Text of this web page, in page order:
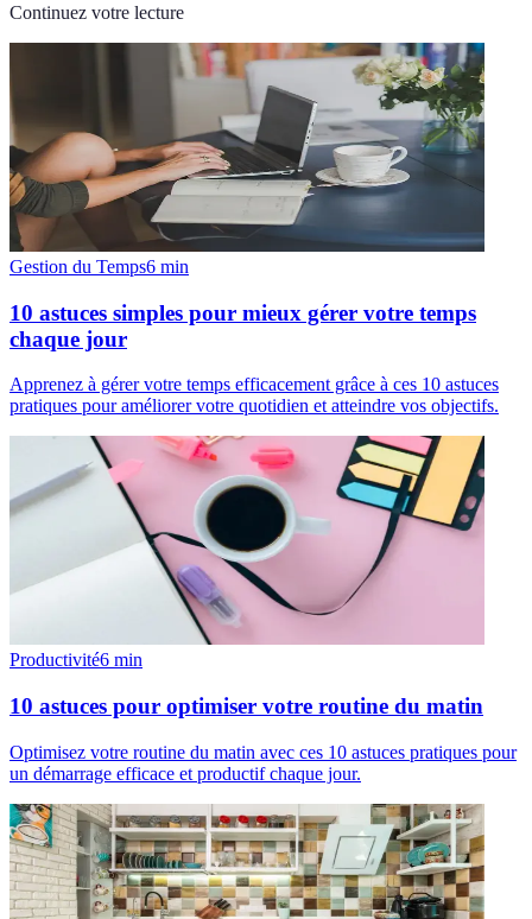
Continuez votre lecture
Gestion du Temps6 min
10 astuces simples pour mieux gérer votre temps
chaque jour
Apprenez à gérer votre temps efficacement grâce à ces 10 astuces
pratiques pour améliorer votre quotidien et atteindre vos objectifs.
Productivité6 min
10 astuces pour optimiser votre routine du matin
Optimisez votre routine du matin avec ces 10 astuces pratiques pour
un démarrage efficace et productif chaque jour.